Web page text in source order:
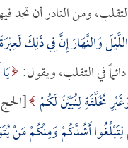
ومن النادر أن تجد
وَالنَّهَارَ إِنَّ فِي ذَلِكَ
مُخَلَّقَةٍ لِنُبَيِّنَ لَكُمْ [الحج:5]، هكذا مراحل مختلفة
أَشُدَّكُمْ وَمِنْكُمْ مَنْ